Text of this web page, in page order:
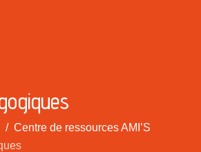
Centre de ressources AMI’S